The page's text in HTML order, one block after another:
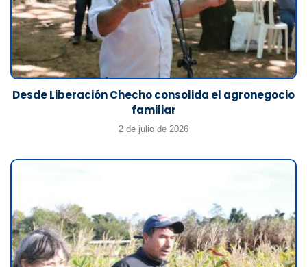
Desde Liberación Checho consolida el agronegocio
familiar
2 de julio de 2026